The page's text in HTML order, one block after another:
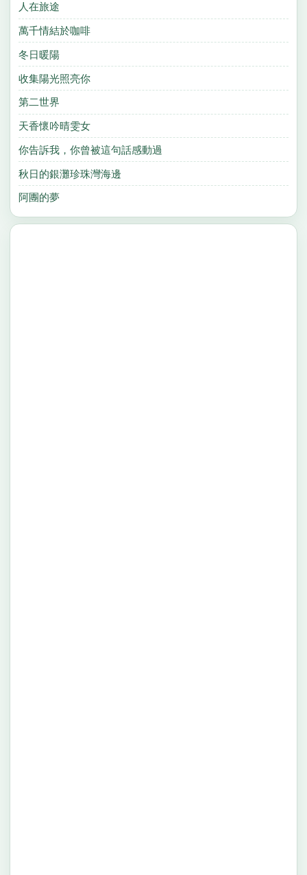
人在旅途
萬千情結於咖啡
冬日暖陽
收集陽光照亮你
第二世界
天香懷吟晴雯女
你告訴我，你曾被這句話感動過
秋日的銀灘珍珠灣海邊
阿團的夢